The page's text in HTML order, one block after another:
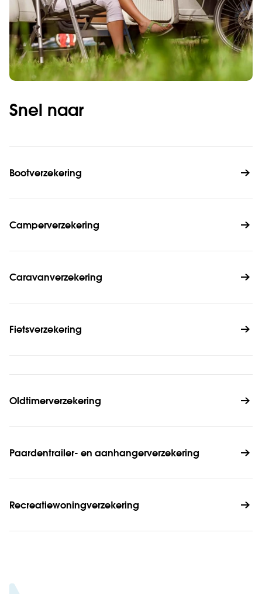
Snel naar
Bootverzekering
Camperverzekering
Caravanverzekering
Fietsverzekering
Oldtimerverzekering
Paardentrailer- en aanhangerverzekering
Recreatiewoningverzekering